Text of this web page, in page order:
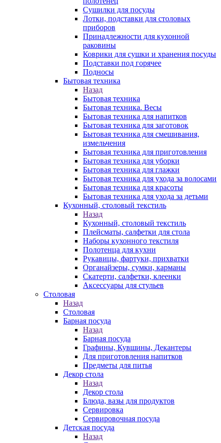
Сушилки для посуды
Лотки, подставки для столовых
приборов
Принадлежности для кухонной
раковины
Коврики для сушки и хранения посуды
Подставки под горячее
Подносы
Бытовая техника
Назад
Бытовая техника
Бытовая техника. Весы
Бытовая техника для напитков
Бытовая техника для заготовок
Бытовая техника для смешивания,
измельчения
Бытовая техника для приготовления
Бытовая техника для уборки
Бытовая техника для глажки
Бытовая техника для ухода за волосами
Бытовая техника для красоты
Бытовая техника для ухода за детьми
Кухонный, столовый текстиль
Назад
Кухонный, столовый текстиль
Плейсматы, салфетки для стола
Наборы кухонного текстиля
Полотенца для кухни
Рукавицы, фартуки, прихватки
Органайзеры, сумки, карманы
Скатерти, салфетки, клеенки
Аксессуары для стульев
Столовая
Назад
Столовая
Барная посуда
Назад
Барная посуда
Графины, Кувшины, Декантеры
Для приготовления напитков
Предметы для питья
Декор стола
Назад
Декор стола
Блюда, вазы для продуктов
Сервировка
Сервировочная посуда
Детская посуда
Назад